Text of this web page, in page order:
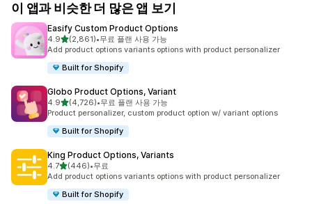
이 앱과 비슷한 더 많은 앱 보기
Easify Custom Product Options
4.9별 5개 중
(2,861)
총 리뷰 2861개
•무료 플랜 사용 가능
Add product options variants options with product personalizer
Built for Shopify
Globo Product Options, Variant
4.9별 5개 중
(4,726)
총 리뷰 4726개
•무료 플랜 사용 가능
Product personalizer, custom product option w/ variant options
Built for Shopify
King Product Options, Variants
4.7별 5개 중
(446)
총 리뷰 446개
•무료
Add product options variants options with product personalizer
Built for Shopify